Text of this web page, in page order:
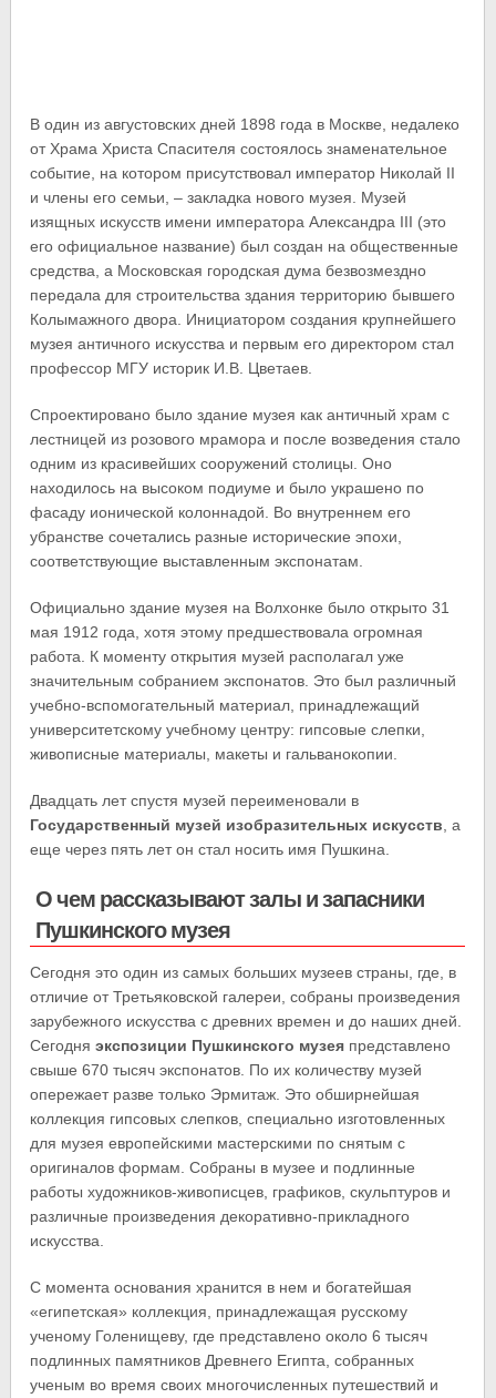
В один из августовских дней 1898 года в Москве, недалеко
от Храма Христа Спасителя состоялось знаменательное
событие, на котором присутствовал император Николай II
и члены его семьи, – закладка нового музея. Музей
изящных искусств имени императора Александра III (это
его официальное название) был создан на общественные
средства, а Московская городская дума безвозмездно
передала для строительства здания территорию бывшего
Колымажного двора. Инициатором создания крупнейшего
музея античного искусства и первым его директором стал
профессор МГУ историк И.В. Цветаев.
Спроектировано было здание музея как античный храм с
лестницей из розового мрамора и после возведения стало
одним из красивейших сооружений столицы. Оно
находилось на высоком подиуме и было украшено по
фасаду ионической колоннадой. Во внутреннем его
убранстве сочетались разные исторические эпохи,
соответствующие выставленным экспонатам.
Официально здание музея на Волхонке было открыто 31
мая 1912 года, хотя этому предшествовала огромная
работа. К моменту открытия музей располагал уже
значительным собранием экспонатов. Это был различный
учебно-вспомогательный материал, принадлежащий
университетскому учебному центру: гипсовые слепки,
живописные материалы, макеты и гальванокопии.
Двадцать лет спустя музей переименовали в
Государственный музей изобразительных искусств , а
еще через пять лет он стал носить имя Пушкина.
О чем рассказывают залы и запасники
Пушкинского музея
Сегодня это один из самых больших музеев страны, где, в
отличие от Третьяковской галереи, собраны произведения
зарубежного искусства с древних времен и до наших дней.
Сегодняэкспозиции Пушкинского музея представлено
свыше 670 тысяч экспонатов. По их количеству музей
опережает разве только Эрмитаж. Это обширнейшая
коллекция гипсовых слепков, специально изготовленных
для музея европейскими мастерскими по снятым с
оригиналов формам. Собраны в музее и подлинные
работы художников-живописцев, графиков, скульптуров и
различные произведения декоративно-прикладного
искусства.
С момента основания хранится в нем и богатейшая
«египетская» коллекция, принадлежащая русскому
ученому Голенищеву, где представлено около 6 тысяч
подлинных памятников Древнего Египта, собранных
ученым во время своих многочисленных путешествий и